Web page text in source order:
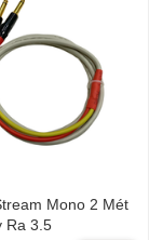
Mono 2 Mét
Ra 3.5